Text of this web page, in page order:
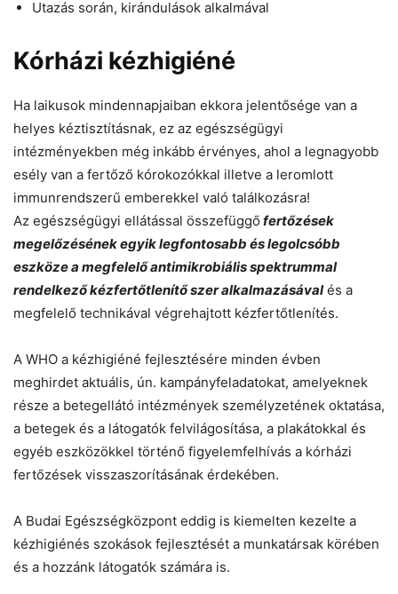
Utazás során, kirándulások alkalmával
Kórházi kézhigiéné
Ha laikusok mindennapjaiban ekkora jelentősége van a
helyes kéztisztításnak, ez az egészségügyi
intézményekben még inkább érvényes, ahol a legnagyobb
esély van a fertőző kórokozókkal illetve a leromlott
immunrendszerű emberekkel való találkozásra!
Az egészségügyi ellátással összefüggő fertőzések
megelőzésének egyik legfontosabb és legolcsóbb
eszköze a megfelelő antimikrobiális spektrummal
rendelkező kézfertőtlenítő szer alkalmazásávalés a
megfelelő technikával végrehajtott kézfertőtlenítés.
A WHO a kézhigiéné fejlesztésére minden évben
meghirdet aktuális, ún. kampányfeladatokat, amelyeknek
része a betegellátó intézmények személyzetének oktatása,
a betegek és a látogatók felvilágosítása, a plakátokkal és
egyéb eszközökkel történő figyelemfelhívás a kórházi
fertőzések visszaszorításának érdekében.
A Budai Egészségközpont eddig is kiemelten kezelte a
kézhigiénés szokások fejlesztését a munkatársak körében
és a hozzánk látogatók számára is.